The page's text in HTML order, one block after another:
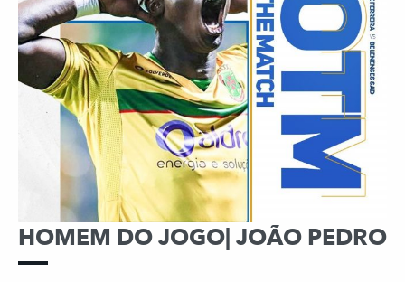
HOMEM DO JOGO| JOÃO PEDRO